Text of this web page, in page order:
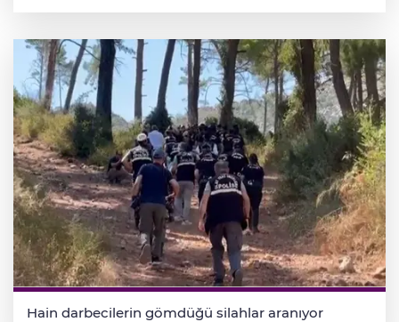
Hain darbecilerin gömdüğü silahlar aranıyor